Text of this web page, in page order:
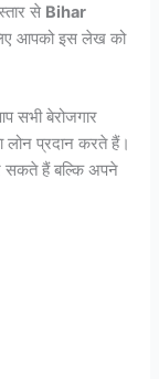
से Bihar
आपको इस लेख को
सभी बेरोजगार
लोन प्रदान करते हैं।
सकते हैं बल्कि अपने